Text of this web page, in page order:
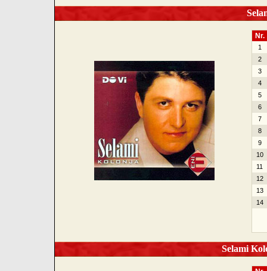
Nr.
1
2
3
4
5
6
7
8
9
10
11
12
13
14
Selami